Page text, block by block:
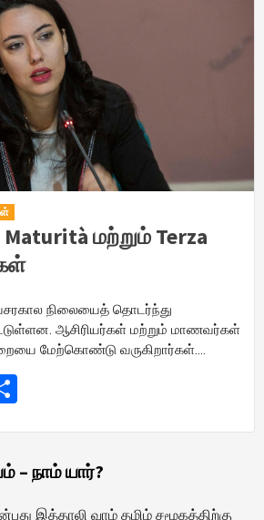
மற்றும் Terza
நிலையைத் தொடர்ந்து
ஆசிரியர்கள் மற்றும் மாணவர்கள்
மேற்கொண்டு வருகிறார்கள்….
– நாம் யார்?
இத்தாலி வாழ் தமிழ் சமூகத்திற்கு